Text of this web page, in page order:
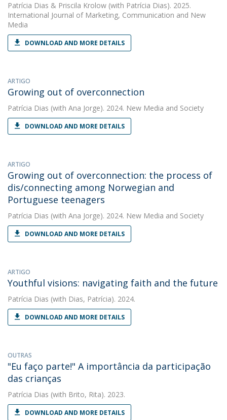
Patrícia Dias & Priscila Krolow (with Patrícia Dias). 2025.
International Journal of Marketing, Communication and New
Media
DOWNLOAD AND MORE DETAILS
ARTIGO
Growing out of overconnection
Patrícia Dias (with Ana Jorge). 2024. New Media and Society
DOWNLOAD AND MORE DETAILS
ARTIGO
Growing out of overconnection: the process of
dis/connecting among Norwegian and
Portuguese teenagers
Patrícia Dias (with Ana Jorge). 2024. New Media and Society
DOWNLOAD AND MORE DETAILS
ARTIGO
Youthful visions: navigating faith and the future
Patrícia Dias (with Dias, Patrícia). 2024.
DOWNLOAD AND MORE DETAILS
OUTRAS
"Eu faço parte!" A importância da participação
das crianças
Patrícia Dias (with Brito, Rita). 2023.
DOWNLOAD AND MORE DETAILS